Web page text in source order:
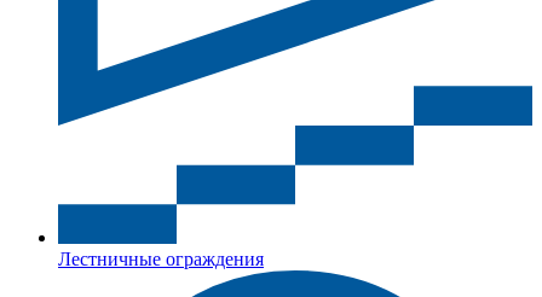
Лестничные ограждения